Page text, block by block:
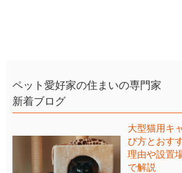
ペット愛好家の住まいの専門家
新着ブログ
大型猫用キ
び方とおす
理由や設置
で解説